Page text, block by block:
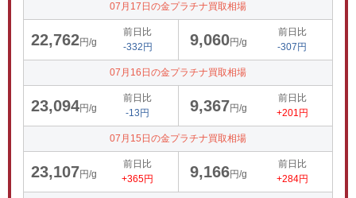
07月17日の金プラチナ買取相場
22,762円/g
前日比
-332円
9,060円/g
前日比
-307円
07月16日の金プラチナ買取相場
23,094円/g
前日比
-13円
9,367円/g
前日比
+201円
07月15日の金プラチナ買取相場
23,107円/g
前日比
+365円
9,166円/g
前日比
+284円